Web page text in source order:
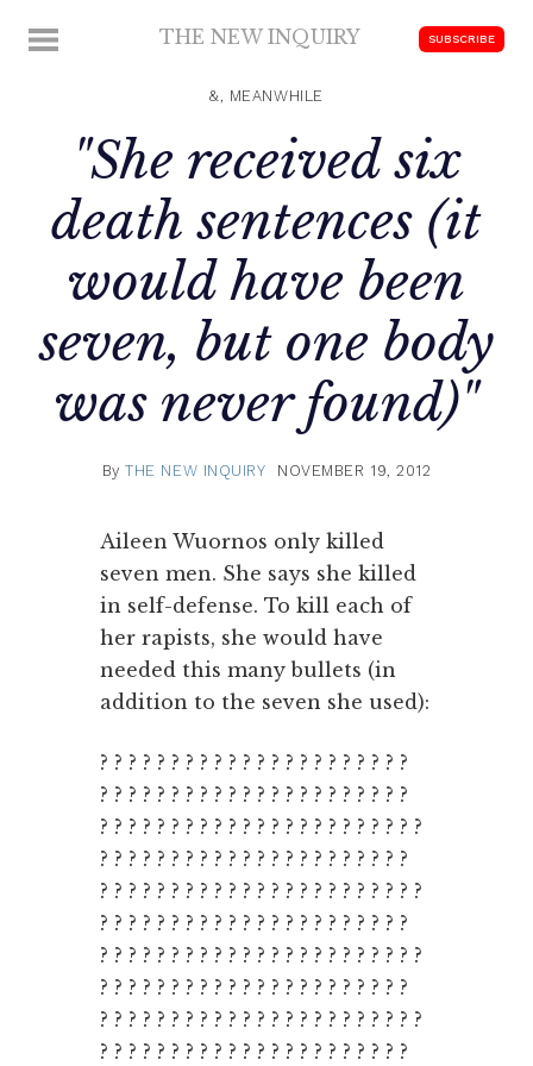
MENU THE NEW INQUIRY SUBSCRIBE
&, MEANWHILE
"She received six
death sentences (it
would have been
seven, but one body
was never found)"
ByTHE NEW INQUIRY NOVEMBER 19, 2012
Aileen Wuornos only killed
seven men. She says she killed
in self-defense. To kill each of
her rapists, she would have
needed this many bullets (in
addition to the seven she used):
? ? ? ? ? ? ? ? ? ? ? ? ? ? ? ? ? ? ? ? ? ?
? ? ? ? ? ? ? ? ? ? ? ? ? ? ? ? ? ? ? ? ? ?
? ? ? ? ? ? ? ? ? ? ? ? ? ? ? ? ? ? ? ? ? ? ?
? ? ? ? ? ? ? ? ? ? ? ? ? ? ? ? ? ? ? ? ? ?
? ? ? ? ? ? ? ? ? ? ? ? ? ? ? ? ? ? ? ? ? ? ?
? ? ? ? ? ? ? ? ? ? ? ? ? ? ? ? ? ? ? ? ? ?
? ? ? ? ? ? ? ? ? ? ? ? ? ? ? ? ? ? ? ? ? ? ?
? ? ? ? ? ? ? ? ? ? ? ? ? ? ? ? ? ? ? ? ? ?
? ? ? ? ? ? ? ? ? ? ? ? ? ? ? ? ? ? ? ? ? ? ?
? ? ? ? ? ? ? ? ? ? ? ? ? ? ? ? ? ? ? ? ? ?